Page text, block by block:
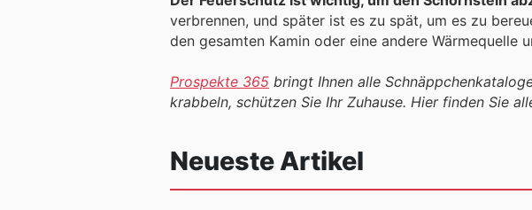
verbrennen, und später ist es zu spät, um es zu
den gesamten Kamin oder eine andere Wärmequelle
Prospekte 365 bringt Ihnen alle
krabbeln, schützen Sie Ihr Zuhause. Hier finden Sie
Neueste Artikel